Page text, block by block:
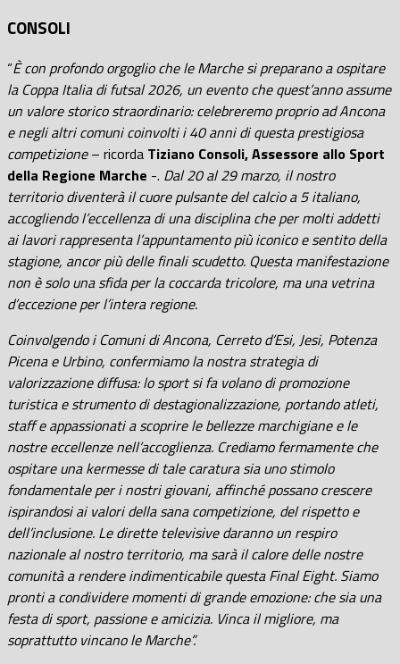
CONSOLI
“È con profondo orgoglio che le Marche si preparano a ospitare
la Coppa Italia di futsal 2026, un evento che quest’anno assume
un valore storico straordinario: celebreremo proprio ad Ancona
e negli altri comuni coinvolti i 40 anni di questa prestigiosa
competizione– ricorda Tiziano Consoli, Assessore allo Sport
della Regione Marche -. Dal 20 al 29 marzo, il nostro
territorio diventerà il cuore pulsante del calcio a 5 italiano,
accogliendo l’eccellenza di una disciplina che per molti addetti
ai lavori rappresenta l’appuntamento più iconico e sentito della
stagione, ancor più delle finali scudetto. Questa manifestazione
non è solo una sfida per la coccarda tricolore, ma una vetrina
d’eccezione per l’intera regione.
Coinvolgendo i Comuni di Ancona, Cerreto d’Esi, Jesi, Potenza
Picena e Urbino, confermiamo la nostra strategia di
valorizzazione diffusa: lo sport si fa volano di promozione
turistica e strumento di destagionalizzazione, portando atleti,
staff e appassionati a scoprire le bellezze marchigiane e le
nostre eccellenze nell’accoglienza. Crediamo fermamente che
ospitare una kermesse di tale caratura sia uno stimolo
fondamentale per i nostri giovani, affinché possano crescere
ispirandosi ai valori della sana competizione, del rispetto e
dell’inclusione. Le dirette televisive daranno un respiro
nazionale al nostro territorio, ma sarà il calore delle nostre
comunità a rendere indimenticabile questa Final Eight. Siamo
pronti a condividere momenti di grande emozione: che sia una
festa di sport, passione e amicizia. Vinca il migliore, ma
soprattutto vincano le Marche”.